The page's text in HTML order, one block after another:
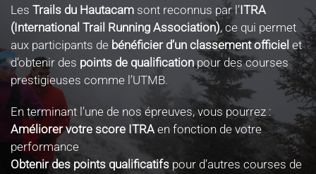
Les Trails du Hautacam sont reconnus par l’ITRA
(International Trail Running Association), ce qui permet
aux participants de bénéficier d’un classement officiel et
d’obtenir des points de qualificationpour des courses
prestigieuses comme l’UTMB.
En terminant l’une de nos épreuves, vous pourrez :
Améliorer votre score ITRA en fonction de votre
performance
Obtenir des points qualificatifs pour d’autres courses de